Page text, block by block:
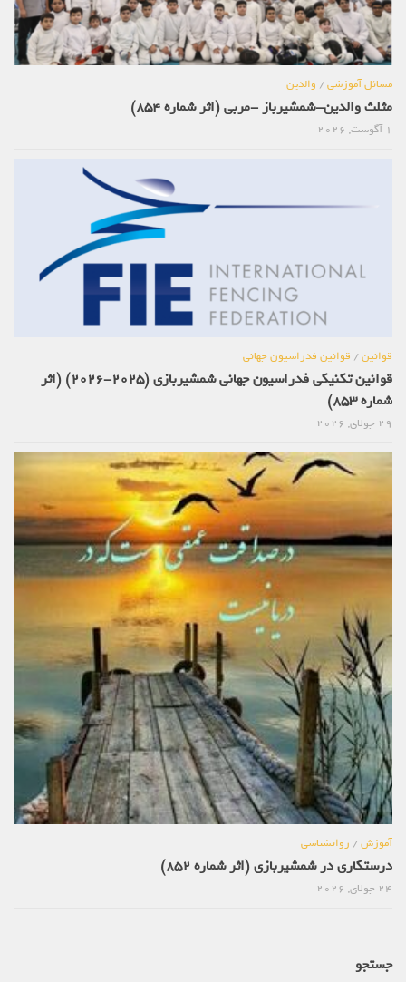
مسائل آموزشی/ والدین
مثلث والدین-شمشیرباز -مربی (اثر شماره 854)
1 آگوست, 2026
قوانین/ قوانین فدراسیون جهانی
قوانین تکنیکی فدراسیون جهانی شمشیربازی (2025-2026) (اثر
شماره 853)
29 جولای, 2026
آموزش/ روانشناسی
درستکاری در شمشیربازی (اثر شماره 852)
24 جولای, 2026
جستجو